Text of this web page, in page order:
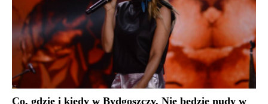
Co, gdzie i kiedy w Bydgoszczy. Nie będzie nudy w